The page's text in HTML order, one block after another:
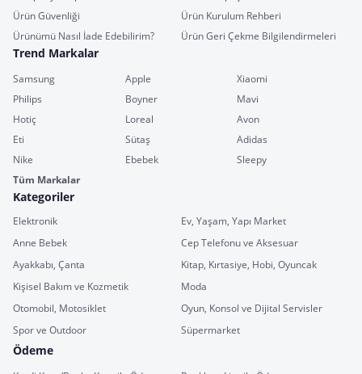
Ürün Güvenliği
Ürün Kurulum Rehberi
Ürünümü Nasıl İade Edebilirim?
Ürün Geri Çekme Bilgilendirmeleri
Trend Markalar
Samsung Apple
Xiaomi
Philips
Boyner
Mavi
Hotiç
Loreal
Avon
Eti
Sütaş
Adidas
Nike
Ebebek
Sleepy
Tüm Markalar
Kategoriler
Elektronik
Ev, Yaşam, Yapı Market
Anne Bebek
Cep Telefonu ve Aksesuar
Ayakkabı, Çanta
Kitap, Kırtasiye, Hobi, Oyuncak
Kişisel Bakım ve Kozmetik
Moda
Otomobil, Motosiklet
Oyun, Konsol ve Dijital Servisler
Spor ve Outdoor
Süpermarket
Ödeme